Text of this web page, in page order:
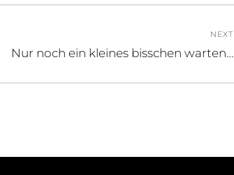
NEXT
Next
Nur noch ein kleines bisschen warten…